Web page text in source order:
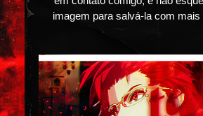
imagem para salvá-la com mais